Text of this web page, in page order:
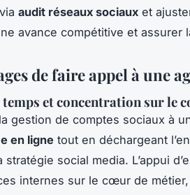
audit réseaux sociaux et
avance compétitive et assurer
de faire appel à une
temps et concentration sur le
gestion de comptes sociaux à
en ligne tout en déchargeant
stratégie social media. L’appui
internes sur le cœur de